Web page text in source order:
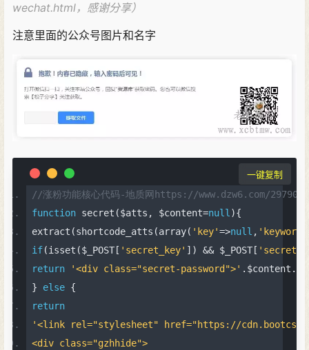
wechat.html，感谢分享）
注意里面的公众号图片和名字
//涨粉功能核心代码-地质网https://www.dzw6.com/
function secret ($atts , $content=null ){
extract (shortcode_atts (array( 'key'=>null , 'keyword'
if(isset ($_POST[ 'secret_key' ]) && $_POST[
return
'<div class="secret-password">' . $content .
}
else {
return
'<link rel="stylesheet" href="https://
<div class="gzhhide">
一键复制